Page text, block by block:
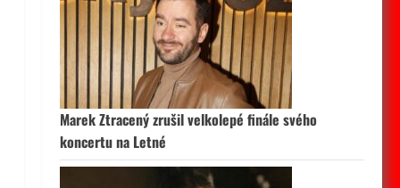
Marek Ztracený zrušil velkolepé finále svého
koncertu na Letné